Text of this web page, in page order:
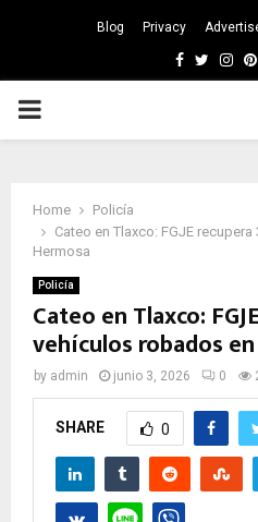
Blog Privacy
Facebook
Twitter
PRIMARY
Home
Policía
Cateo en Tlaxco: FGJE
Hermosa
Policía
Cateo en Tlaxco:
vehículos robados
by admin junio 3, 2026 0
SHARE 0